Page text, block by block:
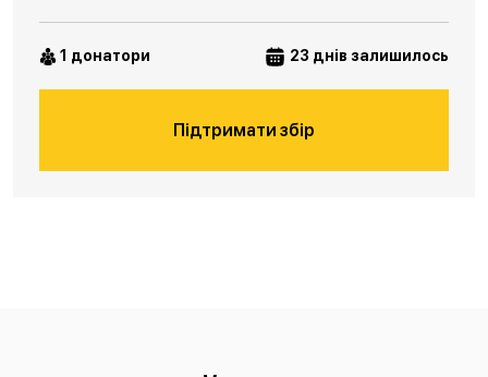
1 донатори 23 днів залишилось
Підтримати збір